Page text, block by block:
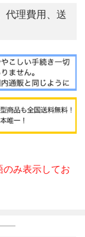
代理費用、送
み表示してお